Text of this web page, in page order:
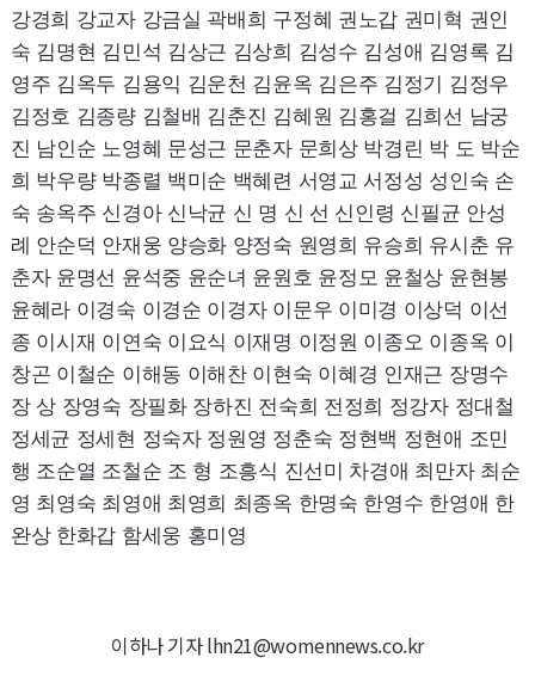
강경희 강교자 강금실 곽배희 구정혜 권노갑 권미혁 권인
숙 김명현 김민석 김상근 김상희 김성수 김성애 김영록 김
영주 김옥두 김용익 김운천 김윤옥 김은주 김정기 김정우
김정호 김종량 김철배 김춘진 김혜원 김홍걸 김희선 남궁
진 남인순 노영혜 문성근 문춘자 문희상 박경린 박 도 박순
희 박우량 박종렬 백미순 백혜련 서영교 서정성 성인숙 손
숙 송옥주 신경아 신낙균 신 명 신 선 신인령 신필균 안성
례 안순덕 안재웅 양승화 양정숙 원영희 유승희 유시춘 유
춘자 윤명선 윤석중 윤순녀 윤원호 윤정모 윤철상 윤현봉
윤혜라 이경숙 이경순 이경자 이문우 이미경 이상덕 이선
종 이시재 이연숙 이요식 이재명 이정원 이종오 이종옥 이
창곤 이철순 이해동 이해찬 이현숙 이혜경 인재근 장명수
장 상 장영숙 장필화 장하진 전숙희 전정희 정강자 정대철
정세균 정세현 정숙자 정원영 정춘숙 정현백 정현애 조민
행 조순열 조철순 조 형 조흥식 진선미 차경애 최만자 최순
영 최영숙 최영애 최영희 최종옥 한명숙 한영수 한영애 한
완상 한화갑 함세웅 홍미영
이하나 기자 lhn21@womennews.co.kr